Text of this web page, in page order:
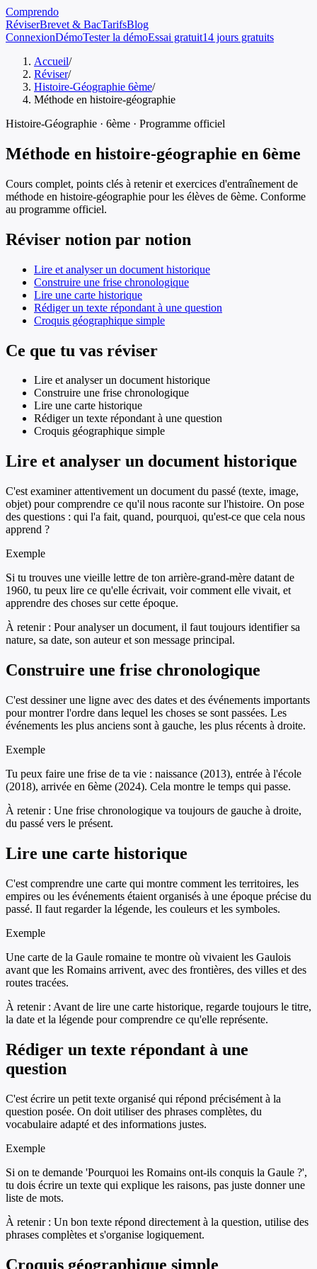
Comprendo
RéviserBrevet & BacTarifsBlog
ConnexionDémoTester la démoEssai gratuit14 jours gratuits
Accueil/
Réviser/
Histoire-Géographie 6ème/
Méthode en histoire-géographie
Histoire-Géographie · 6ème · Programme officiel
Méthode en histoire-géographie en 6ème
Cours complet, points clés à retenir et exercices d'entraînement de
méthode en histoire-géographie pour les élèves de 6ème. Conforme
au programme officiel.
Réviser notion par notion
Lire et analyser un document historique
Construire une frise chronologique
Lire une carte historique
Rédiger un texte répondant à une question
Croquis géographique simple
Ce que tu vas réviser
Lire et analyser un document historique
Construire une frise chronologique
Lire une carte historique
Rédiger un texte répondant à une question
Croquis géographique simple
Lire et analyser un document historique
C'est examiner attentivement un document du passé (texte, image,
objet) pour comprendre ce qu'il nous raconte sur l'histoire. On pose
des questions : qui l'a fait, quand, pourquoi, qu'est-ce que cela nous
apprend ?
Exemple
Si tu trouves une vieille lettre de ton arrière-grand-mère datant de
1960, tu peux lire ce qu'elle écrivait, voir comment elle vivait, et
apprendre des choses sur cette époque.
À retenir : Pour analyser un document, il faut toujours identifier sa
nature, sa date, son auteur et son message principal.
Construire une frise chronologique
C'est dessiner une ligne avec des dates et des événements importants
pour montrer l'ordre dans lequel les choses se sont passées. Les
événements les plus anciens sont à gauche, les plus récents à droite.
Exemple
Tu peux faire une frise de ta vie : naissance (2013), entrée à l'école
(2018), arrivée en 6ème (2024). Cela montre le temps qui passe.
À retenir : Une frise chronologique va toujours de gauche à droite,
du passé vers le présent.
Lire une carte historique
C'est comprendre une carte qui montre comment les territoires, les
empires ou les événements étaient organisés à une époque précise du
passé. Il faut regarder la légende, les couleurs et les symboles.
Exemple
Une carte de la Gaule romaine te montre où vivaient les Gaulois
avant que les Romains arrivent, avec des frontières, des villes et des
routes tracées.
À retenir : Avant de lire une carte historique, regarde toujours le titre,
la date et la légende pour comprendre ce qu'elle représente.
Rédiger un texte répondant à une
question
C'est écrire un petit texte organisé qui répond précisément à la
question posée. On doit utiliser des phrases complètes, du
vocabulaire adapté et des informations justes.
Exemple
Si on te demande 'Pourquoi les Romains ont-ils conquis la Gaule ?',
tu dois écrire un texte qui explique les raisons, pas juste donner une
liste de mots.
À retenir : Un bon texte répond directement à la question, utilise des
phrases complètes et s'organise logiquement.
Croquis géographique simple